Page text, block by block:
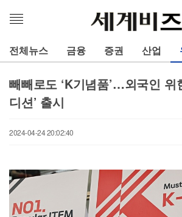
메
열
기
전체뉴스 금융 증권 산업
빼빼로도 ‘K기념품’…외국인 위
디션’ 출시
2024-04-24 20:02:40